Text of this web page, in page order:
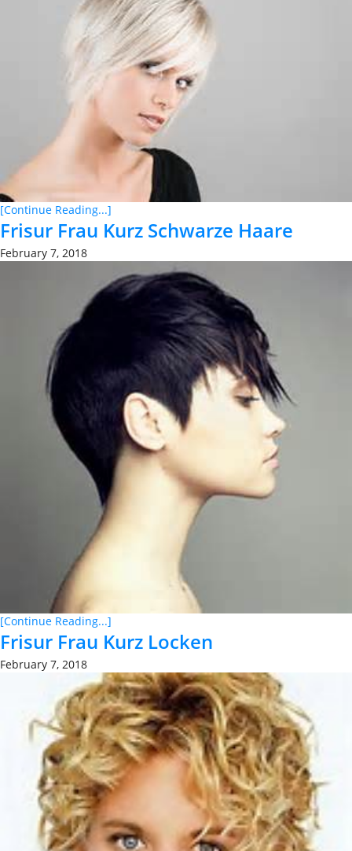
[Continue Reading...]
Frisur Frau Kurz Schwarze Haare
February 7, 2018
[Continue Reading...]
Frisur Frau Kurz Locken
February 7, 2018